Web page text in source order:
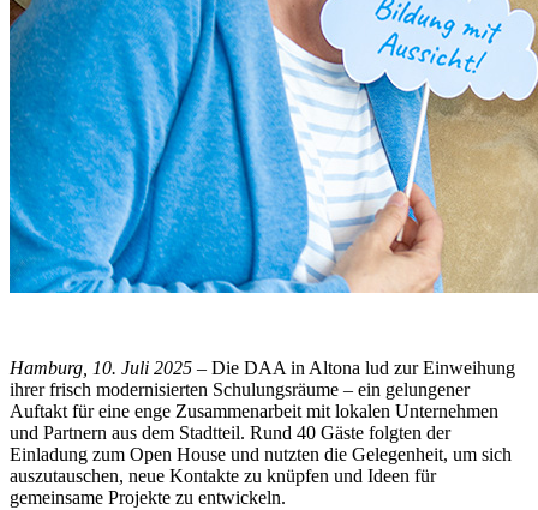
Hamburg, 10. Juli 2025 – Die DAA in Altona lud zur Einweihung
ihrer frisch modernisierten Schulungsräume – ein gelungener
Auftakt für eine enge Zusammenarbeit mit lokalen Unternehmen
und Partnern aus dem Stadtteil. Rund 40 Gäste folgten der
Einladung zum Open House und nutzten die Gelegenheit, um sich
auszutauschen, neue Kontakte zu knüpfen und Ideen für
gemeinsame Projekte zu entwickeln.